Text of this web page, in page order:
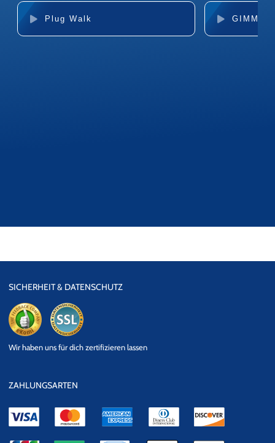
Plug Walk GIMME
SICHERHEIT & DATENSCHUTZ
Datensicherheit
Wir haben uns für dich zertifizieren lassen
ZAHLUNGSARTEN